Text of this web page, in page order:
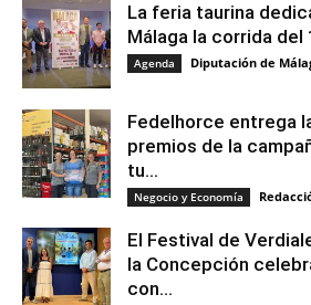
La feria taurina
Málaga la corrida del
Agenda Diputación de
Fedelhorce entrega
premios de la
tu...
Negocio y Economía
El Festival de
la Concepción
con...